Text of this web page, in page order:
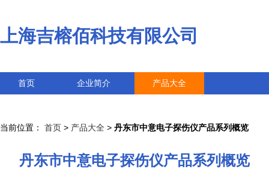
上海吉榕佰科技有限公司
首页 企业简介 产品大全
当前位置： 首页 > 产品大全 > 丹东市中意电子探伤仪产品系列概览
丹东市中意电子探伤仪产品系列概览